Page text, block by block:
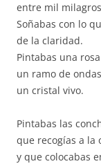
entre mil
Soñabas con lo
de la claridad.
Pintabas una
un ramo de
un cristal vivo.
Pintabas las
que recogías a la
y que colocabas